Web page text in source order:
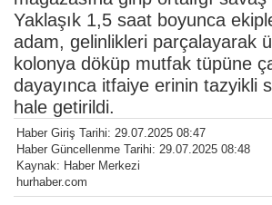
Yaklaşık 1,5 saat boyunca
adam, gelinlikleri parçalayarak
kolonya döküp mutfak tüpüne
dayayınca itfaiye erinin tazyikli
hale getirildi.
Haber Giriş Tarihi: 29.07.2025 08:47
Haber Güncellenme Tarihi: 29.07.2025 08:48
Kaynak: Haber Merkezi
hurhaber.com